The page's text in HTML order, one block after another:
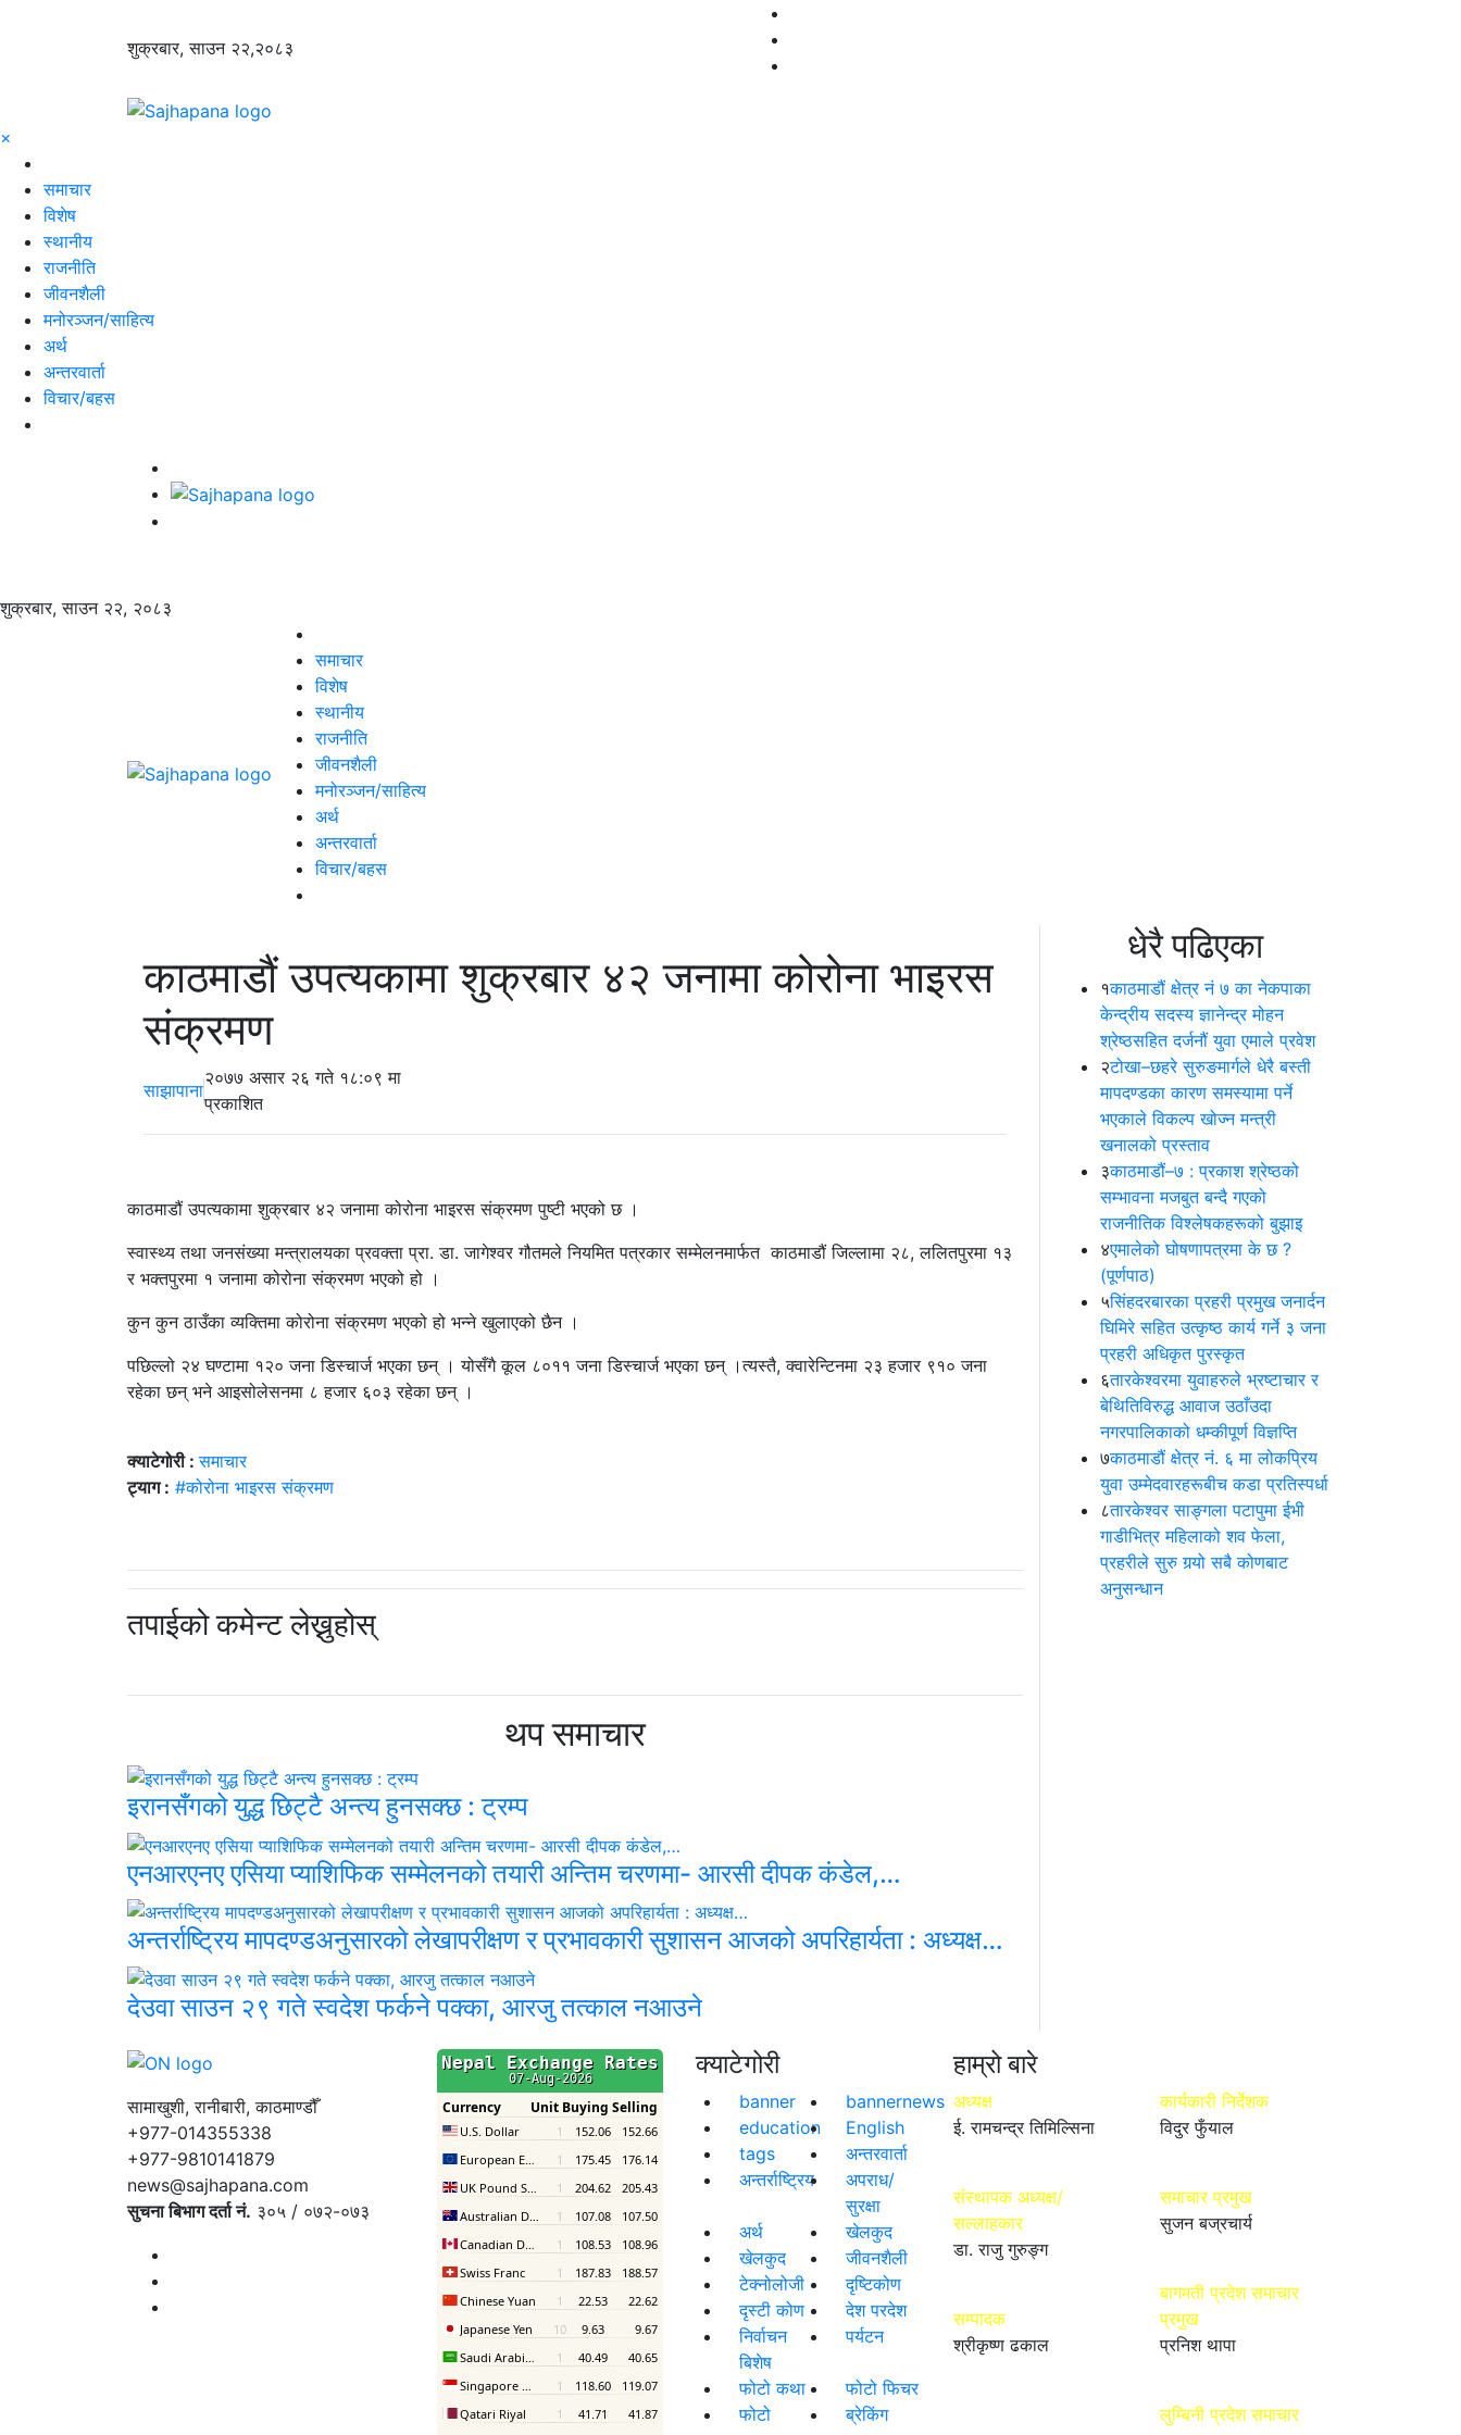
शुक्रबार, साउन २२,२०८३
×
समाचार
विशेष
स्थानीय
राजनीति
जीवनशैली
मनोरञ्जन/साहित्य
अर्थ
अन्तरवार्ता
विचार/बहस
शुक्रबार, साउन २२, २०८३
समाचार
विशेष
स्थानीय
राजनीति
जीवनशैली
मनोरञ्जन/साहित्य
अर्थ
अन्तरवार्ता
विचार/बहस
काठमाडौं उपत्यकामा शुक्रबार ४२ जनामा कोरोना भाइरस
संक्रमण
साझापाना
२०७७ असार २६ गते १८:०९ मा
प्रकाशित
काठमाडौं उपत्यकामा शुक्रबार ४२ जनामा कोरोना भाइरस संक्रमण पुष्टी भएको छ ।
स्वास्थ्य तथा जनसंख्या मन्त्रालयका प्रवक्ता प्रा. डा. जागेश्वर गौतमले नियमित पत्रकार सम्मेलनमार्फत काठमाडौं जिल्लामा २८, ललितपुरमा १३
र भक्तपुरमा १ जनामा कोरोना संक्रमण भएको हो ।
कुन कुन ठाउँका व्यक्तिमा कोरोना संक्रमण भएको हो भन्ने खुलाएको छैन ।
पछिल्लो २४ घण्टामा १२० जना डिस्चार्ज भएका छन् । योसँगै कूल ८०११ जना डिस्चार्ज भएका छन् ।त्यस्तै, क्वारेन्टिनमा २३ हजार ९१० जना
रहेका छन् भने आइसोलेसनमा ८ हजार ६०३ रहेका छन् ।
क्याटेगोरी :समाचार
ट्याग : #कोरोना भाइरस संक्रमण
तपाईको कमेन्ट लेख्नुहोस्
थप समाचार
इरानसँगको युद्ध छिट्टै अन्त्य हुनसक्छ : ट्रम्प
एनआरएनए एसिया प्याशिफिक सम्मेलनको तयारी अन्तिम चरणमा- आरसी दीपक कंडेल,…
अन्तर्राष्ट्रिय मापदण्डअनुसारको लेखापरीक्षण र प्रभावकारी सुशासन आजको अपरिहार्यता : अध्यक्ष…
देउवा साउन २९ गते स्वदेश फर्कने पक्का, आरजु तत्काल नआउने
धेरै पढिएका
१काठमाडौं क्षेत्र नं ७ का नेकपाका
केन्द्रीय सदस्य ज्ञानेन्द्र मोहन
श्रेष्ठसहित दर्जनौं युवा एमाले प्रवेश
२टोखा–छहरे सुरुङमार्गले धेरै बस्ती
मापदण्डका कारण समस्यामा पर्ने
भएकाले विकल्प खोज्न मन्त्री
खनालको प्रस्ताव
३काठमाडौं–७ : प्रकाश श्रेष्ठको
सम्भावना मजबुत बन्दै गएको
राजनीतिक विश्लेषकहरूको बुझाइ
४एमालेको घोषणापत्रमा के छ ?
(पूर्णपाठ)
५सिंहदरबारका प्रहरी प्रमुख जनार्दन
घिमिरे सहित उत्कृष्ठ कार्य गर्ने ३ जना
प्रहरी अधिकृत पुरस्कृत
६तारकेश्वरमा युवाहरुले भ्रष्टाचार र
बेथितिविरुद्ध आवाज उठाँउदा
नगरपालिकाको धम्कीपूर्ण विज्ञप्ति
७काठमाडौं क्षेत्र नं. ६ मा लोकप्रिय
युवा उम्मेदवारहरूबीच कडा प्रतिस्पर्धा
८तारकेश्वर साङ्गला पटापुमा ईभी
गाडीभित्र महिलाको शव फेला,
प्रहरीले सुरु गर्‍यो सबै कोणबाट
अनुसन्धान
सामाखुशी, रानीबारी, काठमाण्डौँ
+977-014355338
+977-9810141879
news@sajhapana.com
सुचना बिभाग दर्ता नं. ३०५ / ०७२-०७३
क्याटेगोरी
banner
bannernews
education
English
tags
अन्तरवार्ता
अन्तर्राष्ट्रिय
अपराध/
सुरक्षा
अर्थ
खेलकुद
खेलकुद
जीवनशैली
टेक्नोलोजी
दृष्टिकोण
दृस्टी कोण
देश परदेश
निर्वाचन
बिशेष
पर्यटन
फोटो कथा
फोटो फिचर
फोटो
ब्रेकिंग
हाम्रो बारे
अध्यक्ष
ई. रामचन्द्र तिमिल्सिना
संस्थापक अध्यक्ष/
सल्लाहकार
डा. राजु गुरुङ्ग
सम्पादक
श्रीकृष्ण ढकाल
कार्यकारी निर्देशक
विदुर फुँयाल
समाचार प्रमुख
सुजन बज्रचार्य
बागमती प्रदेश समाचार
प्रमुख
प्रनिश थापा
लुम्बिनी प्रदेश समाचार